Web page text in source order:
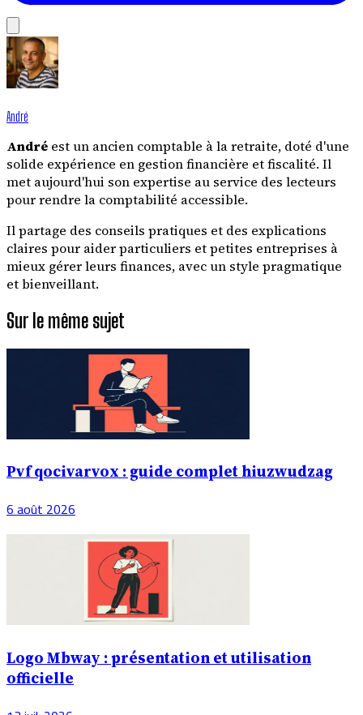
André
André est un ancien comptable à la retraite, doté d'une
solide expérience en gestion financière et fiscalité. Il
met aujourd'hui son expertise au service des lecteurs
pour rendre la comptabilité accessible.
Il partage des conseils pratiques et des explications
claires pour aider particuliers et petites entreprises à
mieux gérer leurs finances, avec un style pragmatique
et bienveillant.
Sur le même sujet
Pvf qocivarvox : guide complet hiuzwudzag
6 août 2026
Logo Mbway : présentation et utilisation
officielle